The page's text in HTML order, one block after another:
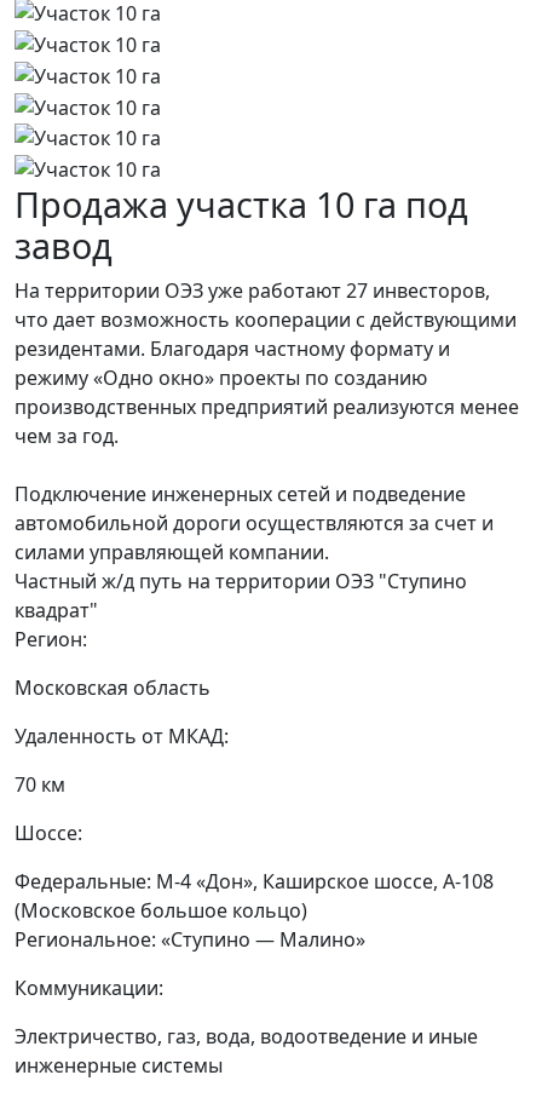
Продажа участка 10 га под
завод
На территории ОЭЗ уже работают 27 инвесторов,
что дает возможность кооперации с действующими
резидентами. Благодаря частному формату и
режиму «Одно окно» проекты по созданию
производственных предприятий реализуются менее
чем за год.
Подключение инженерных сетей и подведение
автомобильной дороги осуществляются за счет и
силами управляющей компании.
Частный ж/д путь на территории ОЭЗ "Ступино
квадрат"
Регион:
Московская область
Удаленность от МКАД:
70 км
Шоссе:
Федеральные: М-4 «Дон», Каширское шоссе, А-108
(Московское большое кольцо)
Региональное: «Ступино — Малино»
Коммуникации:
Электричество, газ, вода, водоотведение и иные
инженерные системы